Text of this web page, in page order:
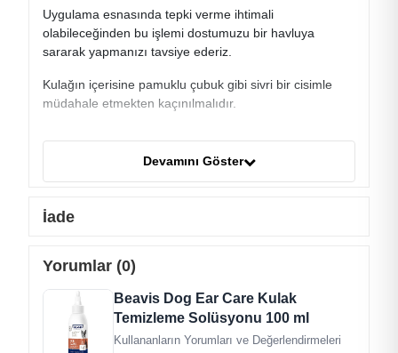
Uygulama esnasında tepki verme ihtimali
olabileceğinden bu işlemi dostumuzu bir havluya
sararak yapmanızı tavsiye ederiz.
Kulağın içerisine pamuklu çubuk gibi sivri bir cisimle
müdahale etmekten kaçınılmalıdır.
damlatıp masaj yapar gibi ovulmalı ve dostumuzun
başını sallamasına müsaade ettikten sonra bir pamuk
Sevimli dostumuzun motivasyonu ve sağlığı açısından
kulak temizleme ve bakım solüsyonunu düzenli olarak
kullanabilirsiniz.
Devamını Göster
İade
Yorumlar (0)
Beavis Dog Ear Care Kulak
Temizleme Solüsyonu 100 ml
Kullananların Yorumları ve Değerlendirmeleri